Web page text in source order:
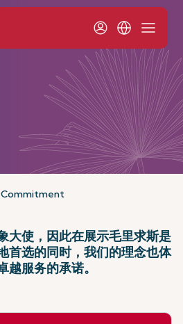
Commitment
大使，因此在展示毛里求斯是
首选的同时，我们的理念也体
越服务的承诺。